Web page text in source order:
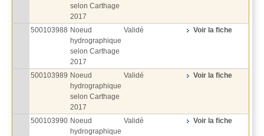
selon Carthage
2017
500103988 Noeud
hydrographique
selon Carthage
2017
Validé Voir la fiche
500103989 Noeud
hydrographique
selon Carthage
2017
Validé Voir la fiche
500103990 Noeud
hydrographique
Validé Voir la fiche